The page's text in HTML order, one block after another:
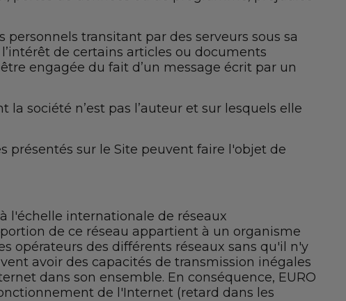
personnels transitant par des serveurs sous sa
de certains articles ou documents
engagée du fait d’un message écrit par un
la société n’est pas l’auteur et sur lesquels elle
présentés sur le Site peuvent faire l'objet de
l'échelle internationale de réseaux
de ce réseau appartient à un organisme
opérateurs des différents réseaux sans qu'il n'y
avoir des capacités de transmission inégales
dans son ensemble. En conséquence, EURO
de l'Internet (retard dans les